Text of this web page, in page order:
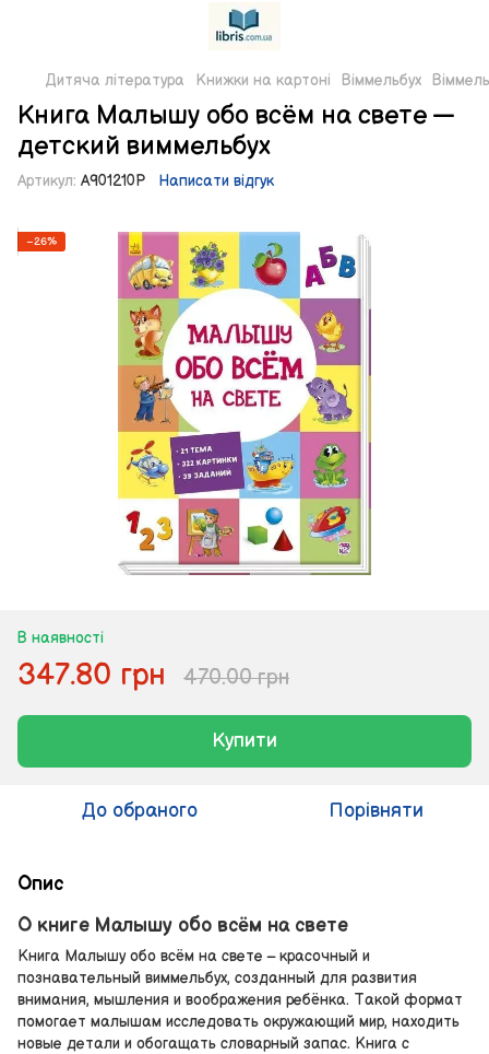
Дитяча література Книжки на картоні Віммельбух
Книга Малышу обо всём на свете —
детский виммельбух
Артикул: А901210Р Написати відгук
−26%
В наявності
347.80 грн 470.00 грн
Купити
До обраного Порівняти
Опис
О книге Малышу обо всём на свете
Книга Малышу обо всём на свете – красочный и
познавательный виммельбух, созданный для развития
внимания, мышления и воображения ребёнка. Такой формат
помогает малышам исследовать окружающий мир, находить
новые детали и обогащать словарный запас. Книга с